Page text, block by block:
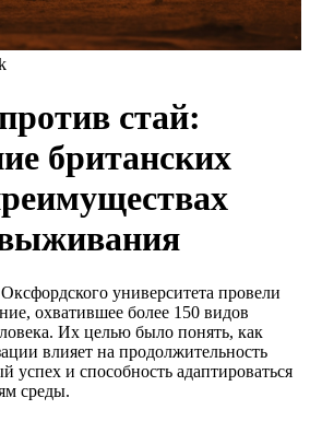
стай:
британских
университета провели
охватившее более 150 видов
Их целью было понять, как
влияет на продолжительность
успех и способность адаптироваться
среды.